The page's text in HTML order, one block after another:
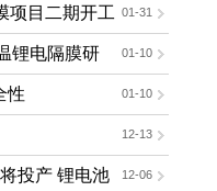
01-31
项目二期开工
01-10
锂电隔膜研
01-10
性
12-13
12-06
投产 锂电池